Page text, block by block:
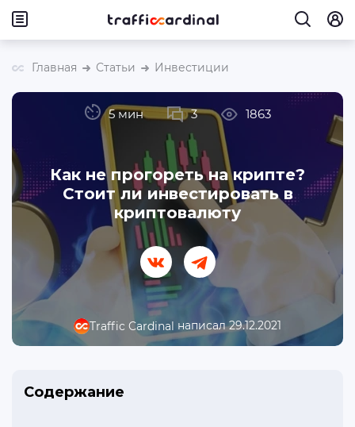
Главная Статьи Инвестиции
Traffic Cardinal написал 29.12.2021
Как не прогореть на крипте?
Стоит ли инвестировать в
криптовалюту
5 мин 3 1863
Содержание